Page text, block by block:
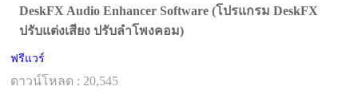
DeskFX Audio Enhancer Software (โปรแกรม DeskFX
ปรับแต่งเสียง ปรับลำโพงคอม)
ฟรีแวร์
ดาวน์โหลด : 20,545